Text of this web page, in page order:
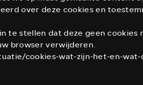
over deze cookies en
stellen dat deze geen cookies
browser verwijderen.
cookies-wat-zijn-het-en-